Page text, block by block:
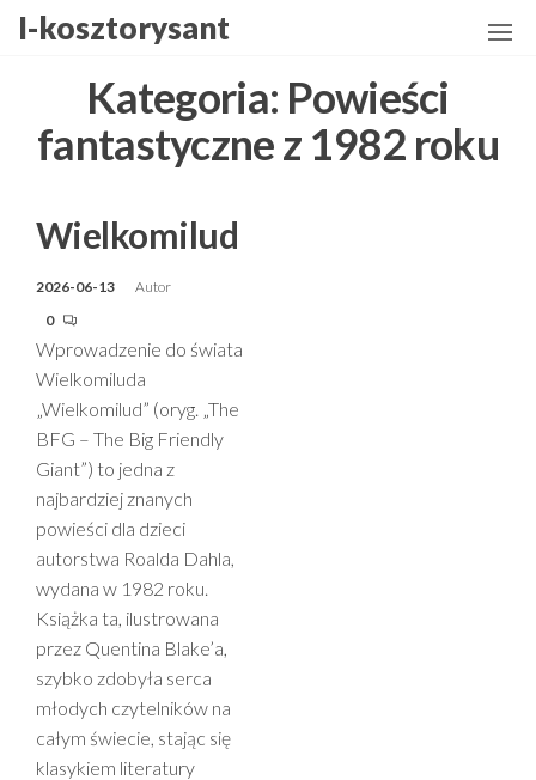
Przejdź
I-kosztorysant
Kategoria: Powieści
fantastyczne z 1982 roku
Wielkomilud
2026-06-13
Autor
0
Wprowadzenie do świata
Wielkomiluda
„Wielkomilud” (oryg. „The
BFG – The Big Friendly
Giant”) to jedna z
najbardziej znanych
powieści dla dzieci
autorstwa Roalda Dahla,
wydana w 1982 roku.
Książka ta, ilustrowana
przez Quentina Blake’a,
szybko zdobyła serca
młodych czytelników na
całym świecie, stając się
klasykiem literatury